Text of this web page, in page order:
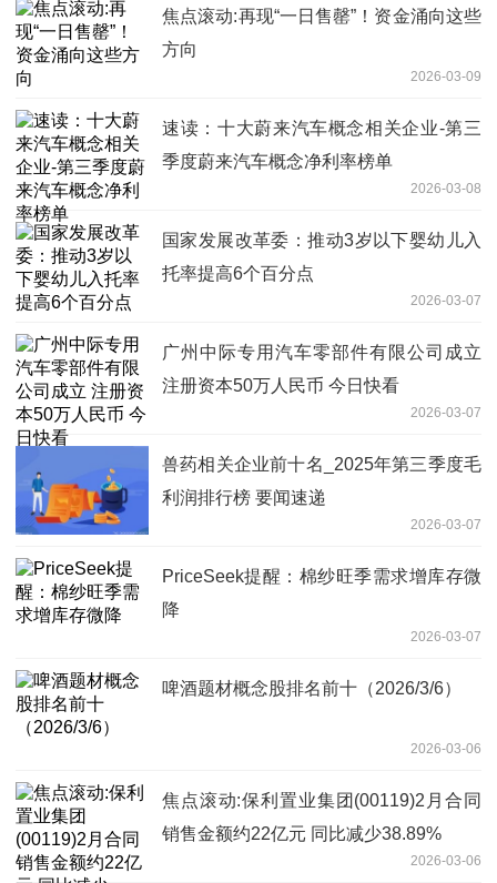
焦点滚动:再现“一日售罄”！资金涌向这些
方向
2026-03-09
速读：十大蔚来汽车概念相关企业-第三
季度蔚来汽车概念净利率榜单
2026-03-08
国家发展改革委：推动3岁以下婴幼儿入
托率提高6个百分点
2026-03-07
广州中际专用汽车零部件有限公司成立
注册资本50万人民币 今日快看
2026-03-07
兽药相关企业前十名_2025年第三季度毛
利润排行榜 要闻速递
2026-03-07
PriceSeek提醒：棉纱旺季需求增库存微
降
2026-03-07
啤酒题材概念股排名前十（2026/3/6）
2026-03-06
焦点滚动:保利置业集团(00119)2月合同
销售金额约22亿元 同比减少38.89%
2026-03-06